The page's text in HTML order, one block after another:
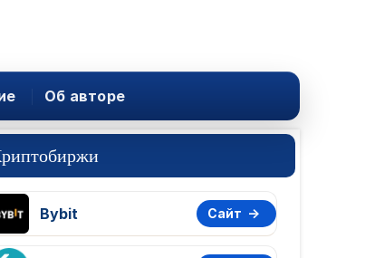
Об авторе
Bybit Сайт